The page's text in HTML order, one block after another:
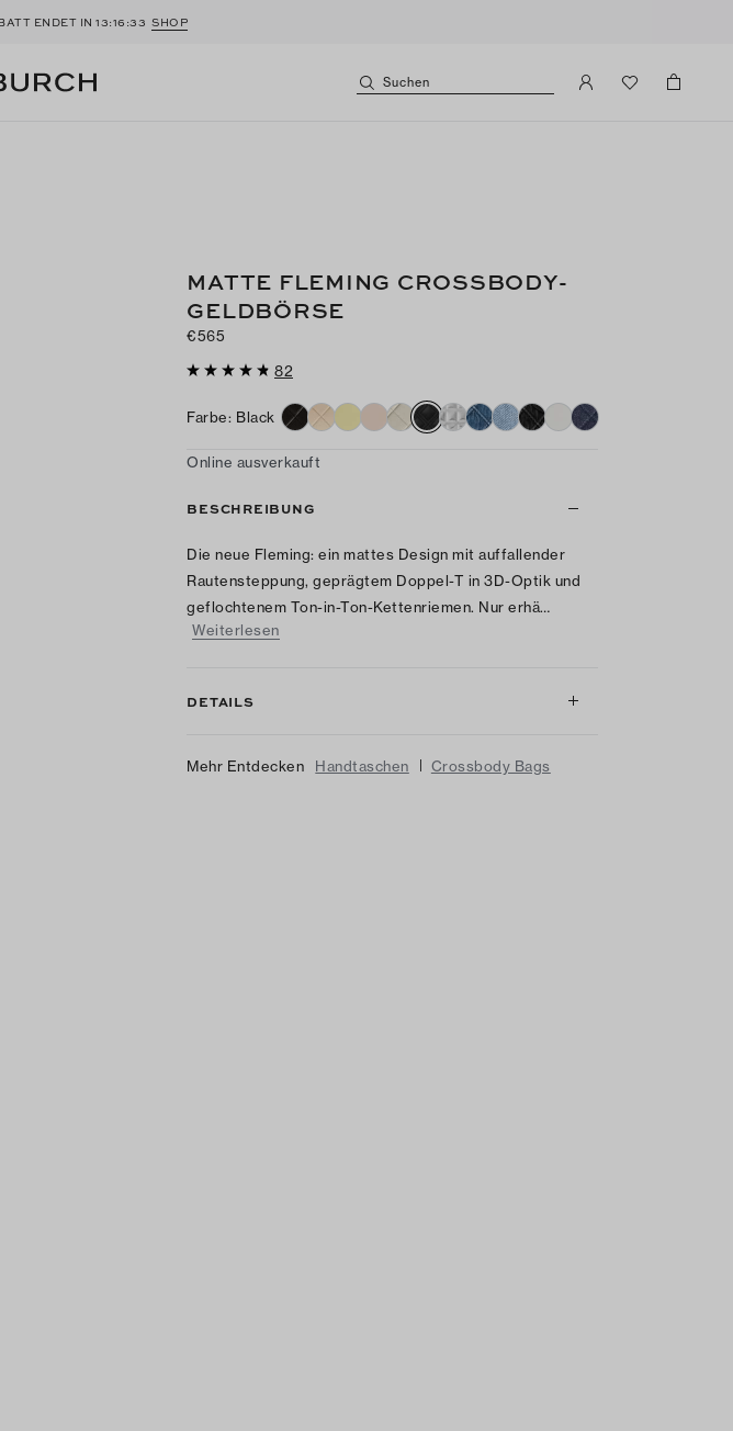
ENDET IN13:16:32 SHOP
Suchen
MATTE FLEMING CROSSBODY-
GELDBÖRSE
€565
82
Farbe: Black
Online ausverkauft
BESCHREIBUNG
Die neue Fleming: ein mattes Design mit auffallender
Rautensteppung, geprägtem Doppel-T in 3D-Optik und
geflochtenem Ton-in-Ton-Kettenriemen. Nur erhä…
Weiterlesen
DETAILS
Mehr Entdecken Handtaschen | Crossbody Bags